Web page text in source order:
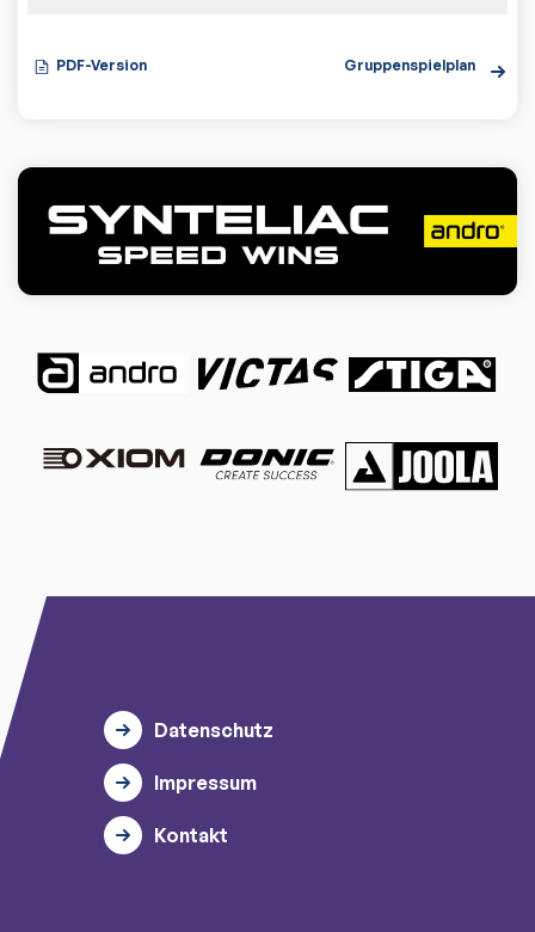
PDF-Version Gruppenspielplan
Datenschutz
Impressum
Kontakt